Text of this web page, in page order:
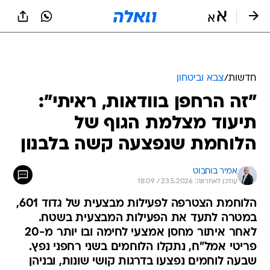
חדשות/צבא וביטחון
"זה הרחפן בוודאות, ראיתי":
תיעוד מצלמת הגוף של
הלוחמת שנפצעה קשה בלבנון
אמיר בוחבוט
עודכן לאחרונה: 23.5.2026 / 18:09
הלוחמת הצטרפה לפעילות מבצעית של גדוד 601,
במטרה לתעד את הפעילות המבצעית בשטח.
לאחר איתור מחסן אמצעי לחימה ובו יותר מ-20
פריטי אמל"ח, נתקלו הלוחמים בשני רחפני נפץ.
שבעה לוחמים נפצעו בדרגות קושי שונות, ובניהן